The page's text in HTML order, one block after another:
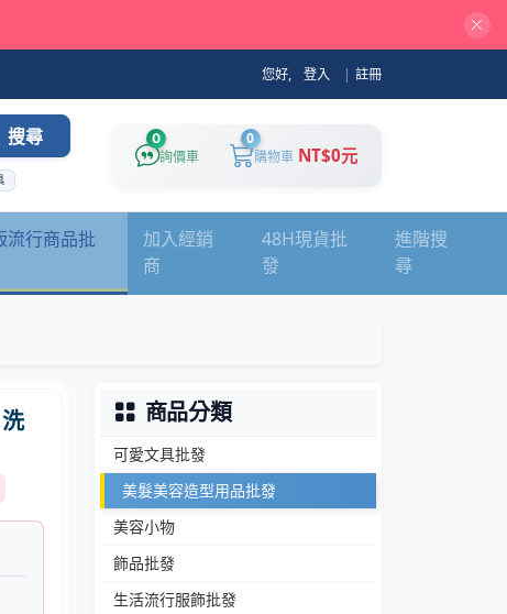
您好, 登入 | 註冊
搜尋 0
詢價車
0
購物車 NT$0元
流行商品批
加入經銷
商
48H現貨批
發
進階搜
尋
商品分類
可愛文具批發
美髮美容造型用品批發
美容小物
飾品批發
生活流行服飾批發